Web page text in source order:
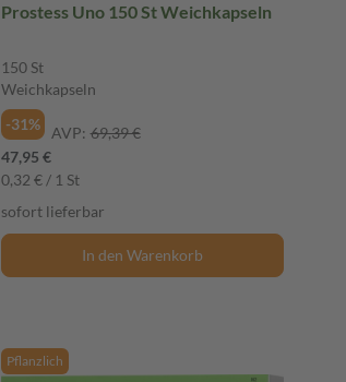
Prostess Uno 150 St Weichkapseln
150 St
Weichkapseln
-31%
AVP: 69,39 €
47,95 €
0,32 € / 1 St
sofort lieferbar
In den Warenkorb
Pflanzlich